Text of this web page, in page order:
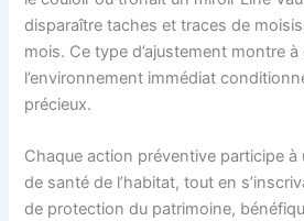
disparaître taches et traces de
mois. Ce type d’ajustement montre
l’environnement immédiat
précieux.
Chaque action préventive participe à
de santé de l’habitat, tout en
de protection du patrimoine,